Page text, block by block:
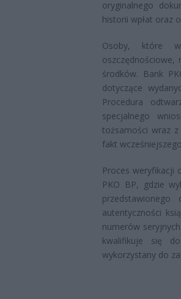
oryginalnego
historii wpłat oraz
Osoby, które w
oszczędnościowe,
środków. Bank
dotyczące
Procedura
specjalnego
tożsamości wraz
fakt
Proces weryfikacji
PKO BP, gdzie
przedstawionego
autentyczności
numerów
kwalifikuje się
wykorzystany do